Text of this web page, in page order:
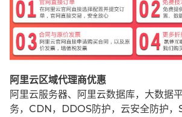
阿里云区域代理商优惠
阿里云服务器、阿里云数据库，大数据
务，CDN，DDOS防护，云安全防护